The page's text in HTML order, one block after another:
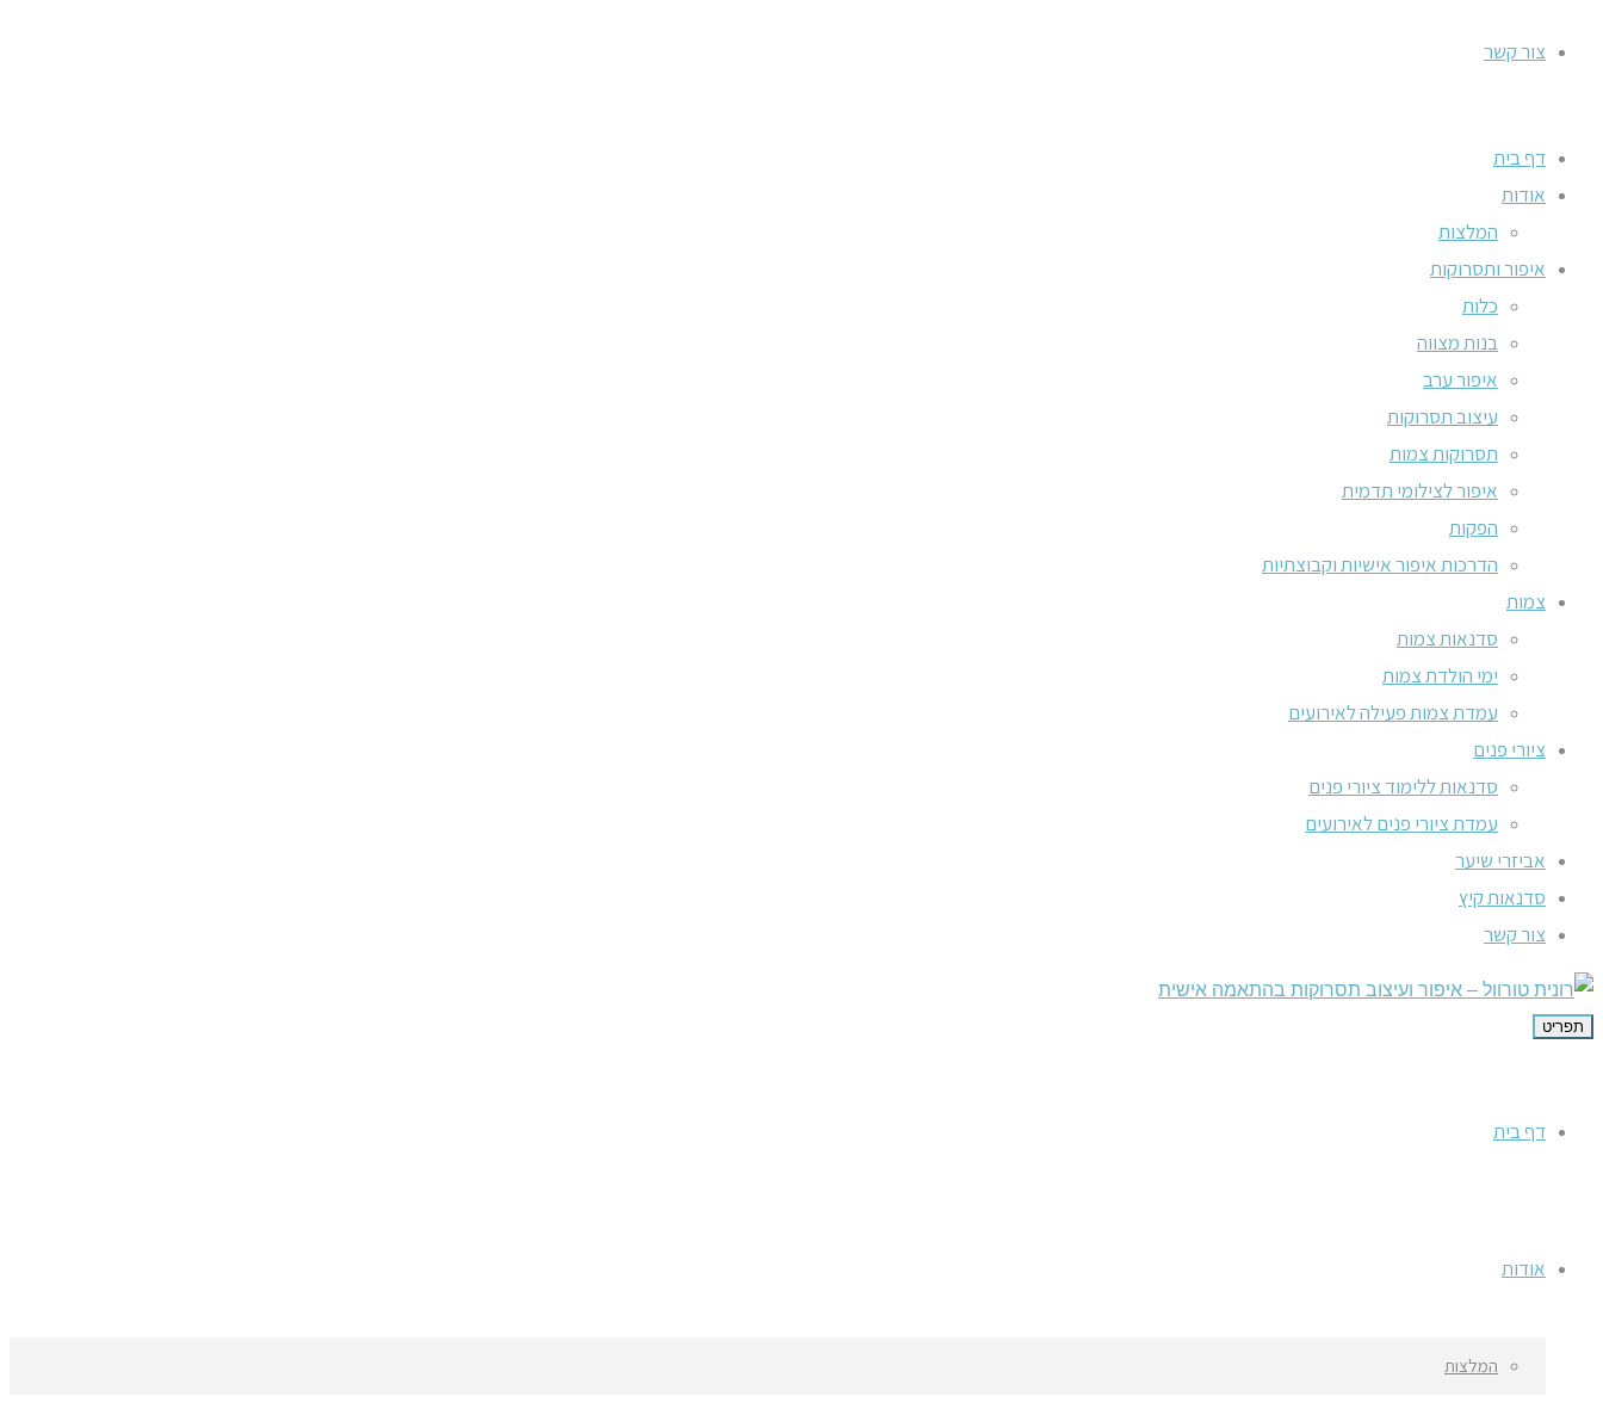
צור קשר
דף בית
אודות
המלצות
איפור ותסרוקות
כלות
בנות מצווה
איפור ערב
עיצוב תסרוקות
תסרוקות צמות
איפור לצילומי תדמית
הפקות
הדרכות איפור אישיות וקבוצתיות
צמות
סדנאות צמות
ימי הולדת צמות
עמדת צמות פעילה לאירועים
ציורי פנים
סדנאות ללימוד ציורי פנים
עמדת ציורי פנים לאירועים
אביזרי שיער
סדנאות קיץ
צור קשר
תפריט
דף בית
אודות
המלצות